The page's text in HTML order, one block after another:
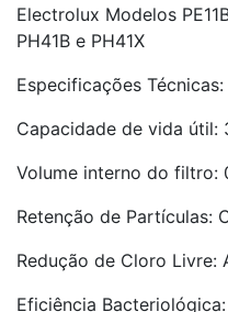
Electrolux Modelos
PH41B e PH41X
Especificações Técnicas:
Capacidade de vida útil:
Volume interno do filtro:
Retenção de Partículas:
Redução de Cloro Livre:
Eficiência